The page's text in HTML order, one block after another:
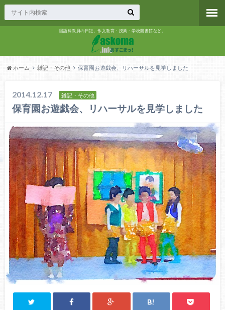
国語科教員の日記。作文教育・授業・学校図書館など。
ホーム 雑記・その他 保育園お遊戯会、リハーサルを見学しました
2014.12.17 雑記・その他
保育園お遊戯会、リハーサルを見学しました